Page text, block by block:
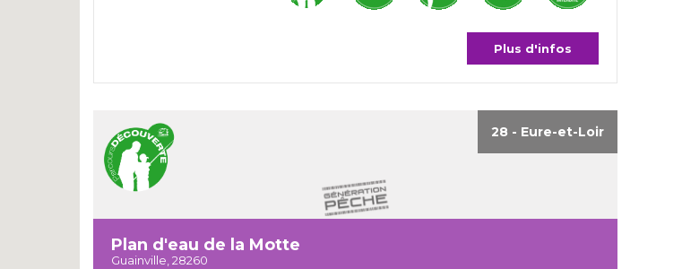
Plus d'infos
28 - Eure-et-Loir
Plan d'eau de la Motte
Guainville, 28260